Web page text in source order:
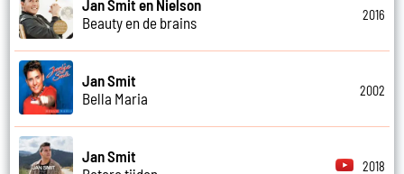
Jan Smit en Nielson
Beauty en de brains
2016
Jan Smit
Bella Maria
2002
Jan Smit
2018